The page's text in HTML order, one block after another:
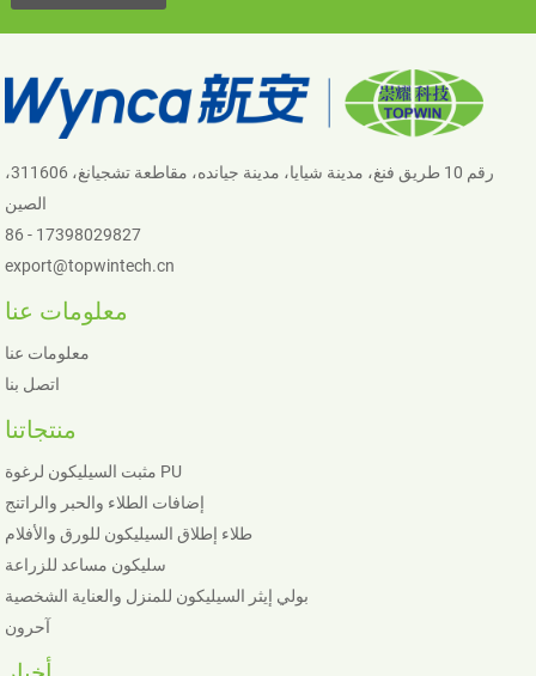
رقم 10 طريق فنغ، مدينة شيايا، مدينة جيانده، مقاطعة تشجيانغ، 311606،
الصين
86 - 17398029827
export@topwintech.cn
معلومات عنا
معلومات عنا
اتصل بنا
منتجاتنا
مثبت السيليكون لرغوة PU
إضافات الطلاء والحبر والراتنج
طلاء إطلاق السيليكون للورق والأفلام
سليكون مساعد للزراعة
بولي إيثر السيليكون للمنزل والعناية الشخصية
آحرون